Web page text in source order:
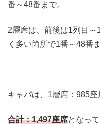
番～48番まで。
2層席は、前後は1列目～
く多い箇所で1番～48番ま
キャパは、1層席：985座
合計：1,497座席となって